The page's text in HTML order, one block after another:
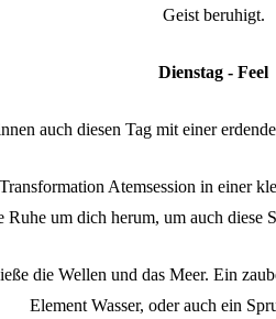
Geist beruhigt.
Dienstag - Feel
auch diesen Tag mit einer
Atemsession in einer
Ruhe um dich herum, um auch diese
die Wellen und das Meer. Ein
Element Wasser, oder auch ein